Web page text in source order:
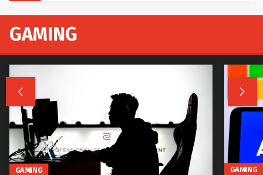
GAMING
 
GAMING GAMING